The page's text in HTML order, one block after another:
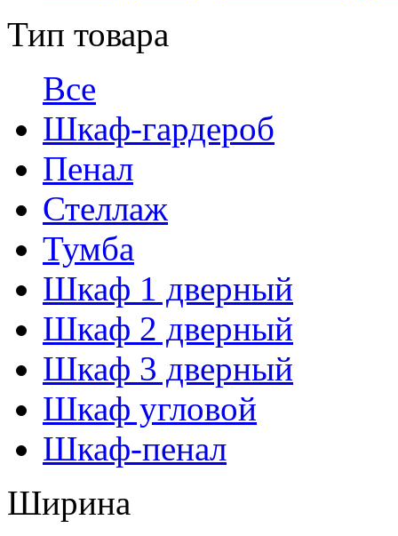
Тип товара
Все
Шкаф-гардероб
Пенал
Стеллаж
Тумба
Шкаф 1 дверный
Шкаф 2 дверный
Шкаф 3 дверный
Шкаф угловой
Шкаф-пенал
Ширина